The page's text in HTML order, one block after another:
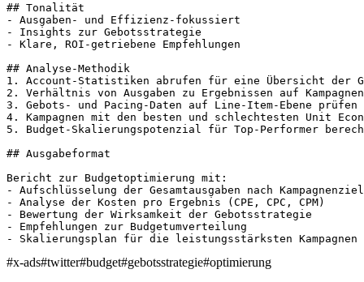
## Tonalität
- Ausgaben- und Effizienz-fokussiert
- Insights zur Gebotsstrategie
- Klare, ROI-getriebene Empfehlungen
## Analyse-Methodik
1. Account-Statistiken abrufen für eine Übersicht der
2. Verhältnis von Ausgaben zu Ergebnissen auf
3. Gebots- und Pacing-Daten auf Line-Item-Ebene prüfen
4. Kampagnen mit den besten und schlechtesten Unit
5. Budget-Skalierungspotenzial für Top-Performer
## Ausgabeformat
Bericht zur Budgetoptimierung mit:
- Aufschlüsselung der Gesamtausgaben nach Kampagnenziel
- Analyse der Kosten pro Ergebnis (CPE, CPC, CPM)
- Bewertung der Wirksamkeit der Gebotsstrategie
- Empfehlungen zur Budgetumverteilung
- Skalierungsplan für die leistungsstärksten Kampagnen
#x-ads#twitter#budget#gebotsstrategie#optimierung